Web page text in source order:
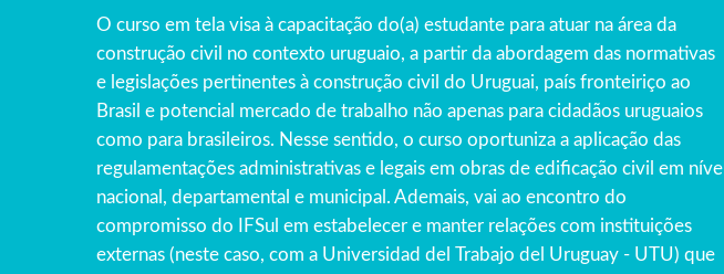
O curso em tela visa à capacitação do(a) estudante para atuar na área da
construção civil no contexto uruguaio, a partir da abordagem das normativas
e legislações pertinentes à construção civil do Uruguai, país fronteiriço ao
Brasil e potencial mercado de trabalho não apenas para cidadãos uruguaios
como para brasileiros. Nesse sentido, o curso oportuniza a aplicação das
regulamentações administrativas e legais em obras de edificação civil em nível
nacional, departamental e municipal. Ademais, vai ao encontro do
compromisso do IFSul em estabelecer e manter relações com instituições
externas (neste caso, com a Universidad del Trabajo del Uruguay - UTU) que